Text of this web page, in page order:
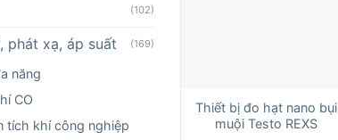
(102)
phát xạ, áp suất (169)
năng
CO
tích khí công nghiệp
Thiết bị đo hạt nano bụi
muội Testo REXS